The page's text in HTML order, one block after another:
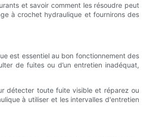
et savoir comment les résoudre peut
à crochet hydraulique et fournirons des
est essentiel au bon fonctionnement des
de fuites ou d’un entretien inadéquat,
détecter toute fuite visible et réparez ou
à utiliser et les intervalles d'entretien